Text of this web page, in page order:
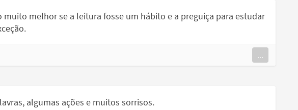
muito melhor se a leitura fosse um hábito e a preguiça para estudar
...
algumas ações e muitos sorrisos.